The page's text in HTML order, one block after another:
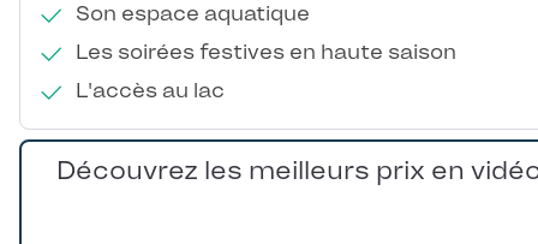
Son espace aquatique
Les soirées festives en haute saison
L'accès au lac
Découvrez les meilleurs prix en